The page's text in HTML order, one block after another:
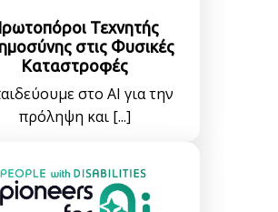
Τεχνητής
στις Φυσικές
Καταστροφές
στο AI για την
πρόληψη και [...]